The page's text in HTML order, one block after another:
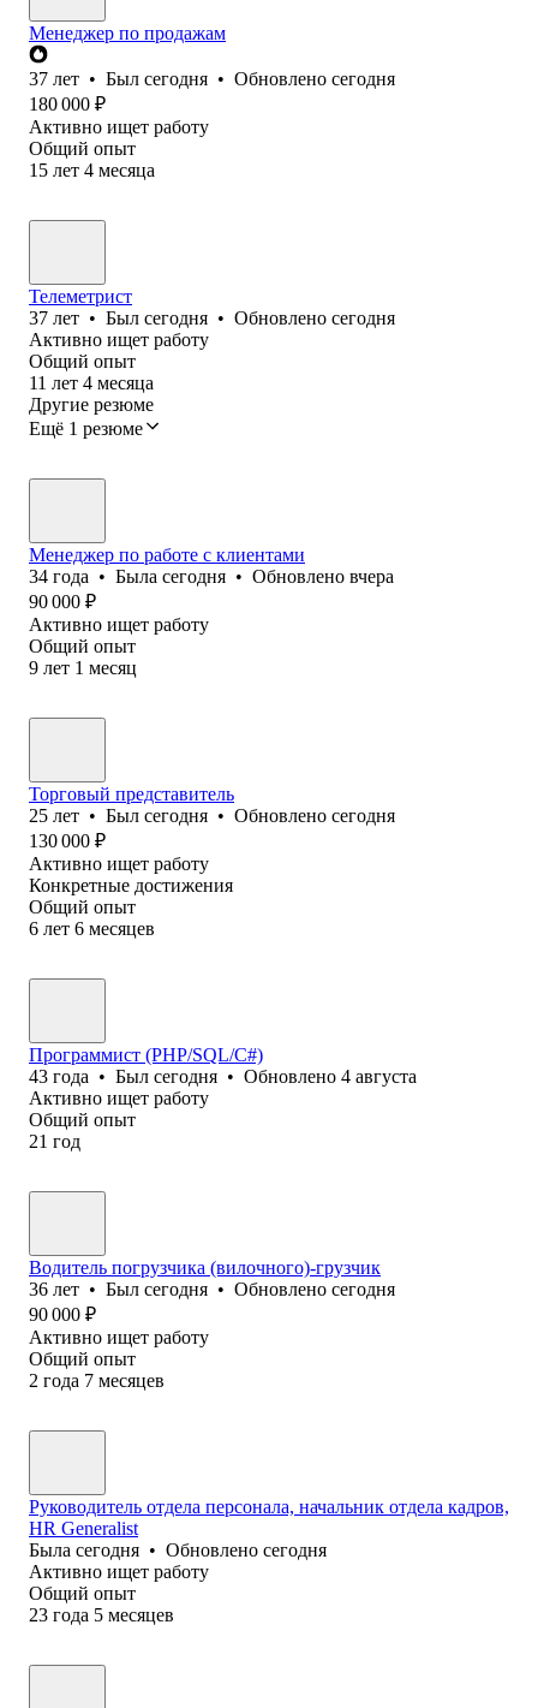
Менеджер по продажам
37 лет • Был сегодня • Обновлено сегодня
180 000 ₽
Активно ищет работу
Общий опыт
15 лет 4 месяца
Телеметрист
37 лет • Был сегодня • Обновлено сегодня
Активно ищет работу
Общий опыт
11 лет 4 месяца
Другие резюме
Ещё 1 резюме
Менеджер по работе с клиентами
34 года • Была сегодня • Обновлено вчера
90 000 ₽
Активно ищет работу
Общий опыт
9 лет 1 месяц
Торговый представитель
25 лет • Был сегодня • Обновлено сегодня
130 000 ₽
Активно ищет работу
Конкретные достижения
Общий опыт
6 лет 6 месяцев
Программист (PHP/SQL/C#)
43 года • Был сегодня • Обновлено 4 августа
Активно ищет работу
Общий опыт
21 год
Водитель погрузчика (вилочного)-грузчик
36 лет • Был сегодня • Обновлено сегодня
90 000 ₽
Активно ищет работу
Общий опыт
2 года 7 месяцев
Руководитель отдела персонала, начальник отдела кадров,
HR Generalist
Была сегодня • Обновлено сегодня
Активно ищет работу
Общий опыт
23 года 5 месяцев